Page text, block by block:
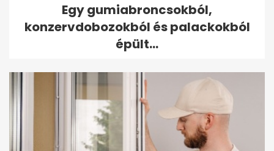
Egy gumiabroncsokból,
konzervdobozokból és palackokból
épült...